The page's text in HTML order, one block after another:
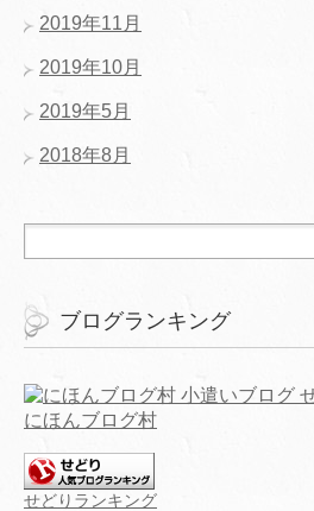
2019年11月
2019年10月
2019年5月
2018年8月
ブログランキング
にほんブログ村
せどりランキング